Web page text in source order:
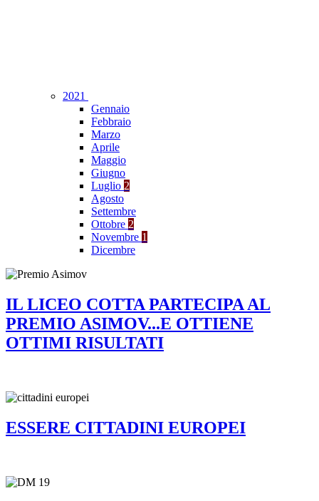
2021
Gennaio
Febbraio
Marzo
Aprile
Maggio
Giugno
Luglio 2
Agosto
Settembre
Ottobre 2
Novembre 1
Dicembre
IL LICEO COTTA PARTECIPA AL
PREMIO ASIMOV...E OTTIENE
OTTIMI RISULTATI
ESSERE CITTADINI EUROPEI